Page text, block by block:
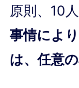
原則、10
事情によ
は、任意